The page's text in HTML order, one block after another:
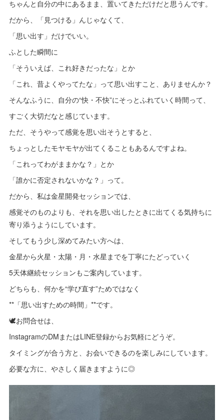
ちゃんと自分の中にあるまま、置いてきただけだと思うんです。
だから、「見つける」んじゃなくて、
「思い出す」だけでいい。
ふとした瞬間に
「そういえば、これ好きだったな」とか
「これ、昔よくやってたな」って思い出すこと、ありませんか？
そんなふうに、自分の“快・不快”にそっとふれていく時間って、
すごく大切だなと感じています。
ただ、そうやって感覚を思い出そうとすると、
ちょっとしたモヤモヤが出てくることもあるんですよね。
「これってわがままかな？」とか
「誰かに否定されないかな？」って。
だから、私は金星開発セッションでは、
感覚そのものよりも、それを思い出したときに出てくる気持ちに
寄り添うようにしています。
そしてもう少し深めてみたい方へは、
金星から火星・太陽・月・水星までを丁寧にたどっていく
5天体継続セッションもご案内しています。
どちらも、何かを“学び直す”ためではなく
**「思い出すための時間」**です。
🕊️お問合せは、
InstagramのDMまたはLINE登録からお気軽にどうぞ。
タイミングが合う方と、お会いできるのを楽しみにしています。
必要な方に、やさしく届きますように◎